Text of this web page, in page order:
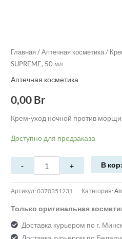
Главная /Аптечная косметика /
SUPREME, 50 мл
Аптечная косметика
0,00 Br
Крем-уход ночной против
Доступно для предзаказа
В
Артикул:0370351231 Категория:
Только оригинальная
Доставка курьером по г.